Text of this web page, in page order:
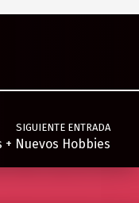
SIGUIENTE ENTRADA
+ Nuevos Hobbies